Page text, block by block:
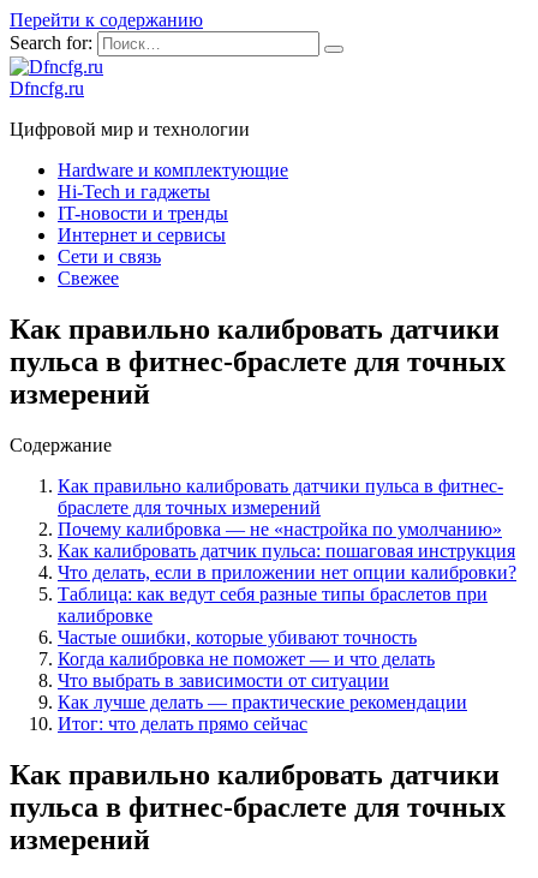
Перейти к содержанию
Search for:
Dfncfg.ru
Цифровой мир и технологии
Hardware и комплектующие
Hi-Tech и гаджеты
IT-новости и тренды
Интернет и сервисы
Сети и связь
Свежее
Как правильно калибровать датчики
пульса в фитнес-браслете для точных
измерений
Содержание
Как правильно калибровать датчики пульса в фитнес-
браслете для точных измерений
Почему калибровка — не «настройка по умолчанию»
Как калибровать датчик пульса: пошаговая инструкция
Что делать, если в приложении нет опции калибровки?
Таблица: как ведут себя разные типы браслетов при
калибровке
Частые ошибки, которые убивают точность
Когда калибровка не поможет — и что делать
Что выбрать в зависимости от ситуации
Как лучше делать — практические рекомендации
Итог: что делать прямо сейчас
Как правильно калибровать датчики
пульса в фитнес-браслете для точных
измерений